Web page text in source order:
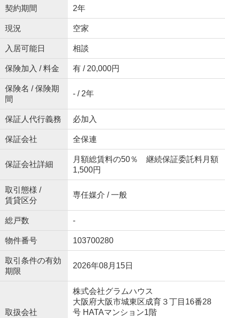
契約期間 2年
現況 空家
入居可能日 相談
保険加入 / 料金 有 / 20,000円
保険名 / 保険期
間
- / 2年
保証人代行義務 必加入
保証会社 全保連
保証会社詳細
月額総賃料の50％ 継続保証委託料月額
1,500円
取引態様 /
賃貸区分
専任媒介 / 一般
総戸数 -
物件番号 103700280
取引条件の有効
期限
2026年08月15日
取扱会社
株式会社グラムハウス
大阪府大阪市城東区成育３丁目16番28
号 HATAマンション1階